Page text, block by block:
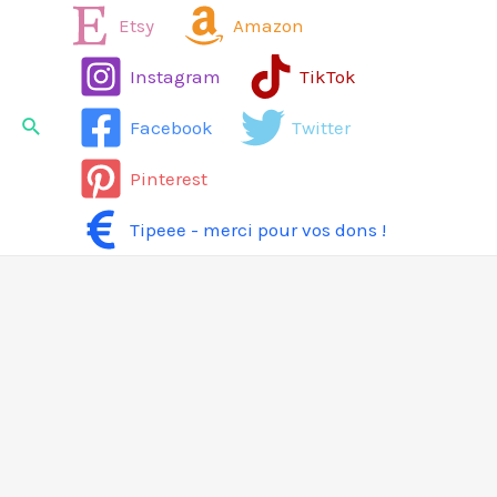
Rechercher
Etsy Amazon
Instagram TikTok
Facebook Twitter
Pinterest
Tipeee - merci pour vos dons !